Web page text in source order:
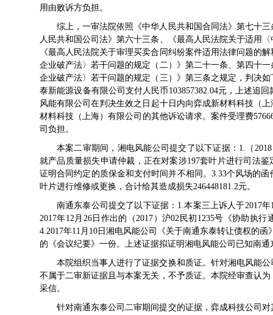
用由败诉方负担。
综上，一审法院依照《中华人民共和国合同法》第七十
人民共和国公司法》第六十三条、《最高人民法院关于适用
《最高人民法院关于审理买卖合同纠纷案件适用法律问题的
企业破产法〉若干问题的规定（二）》第二十一条、第四十
企业破产法〉若干问题的规定（三）》第三条之规定，判决
泰新能源设备有限公司支付人民币103857382.04元，上述追
风能有限公司在判决生效之日起十日内向弈成新材料科技（
材料科技（上海）有限公司的其他诉讼请求。案件受理费
司负担。
本案二审期间，湘电风能公司提交了以下证据：1.（
就产品质量损失申请仲裁，正在对案涉197套叶片进行司法
证明合同约定的质保金和支付时间并不相同。3.33个风场的
叶片进行维修或更换，合计给其造成损失246448181.2元。
南通东泰公司提交了以下证据：1.本案三上诉人于2017
2017年12月26日作出的（2017）沪02民初1235号《协助执
4.2017年11月10日湘电风能公司《关于南通东泰转让债权的
的《会议纪要》一份。上述证据拟证明湘电风能公司已知南
本院组织当事人进行了证据交换和质证。针对湘电风能
不属于二审新证据且与本案无关，不予质证。本院经审查认
采信。
针对南通东泰公司二审期间提交的证据，弈成科技公司